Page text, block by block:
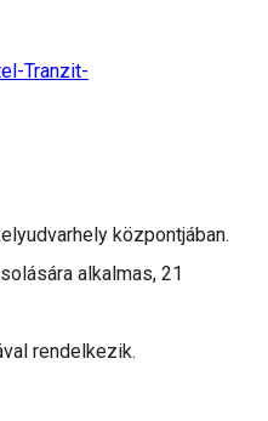
Tranzit-
központjában.
alkalmas, 21
rendelkezik.